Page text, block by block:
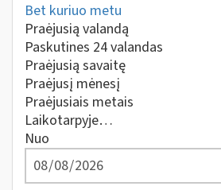
Bet kuriuo metu
Praėjusią valandą
Paskutines 24 valandas
Praėjusią savaitę
Praėjusį mėnesį
Praėjusiais metais
Laikotarpyje…
Nuo